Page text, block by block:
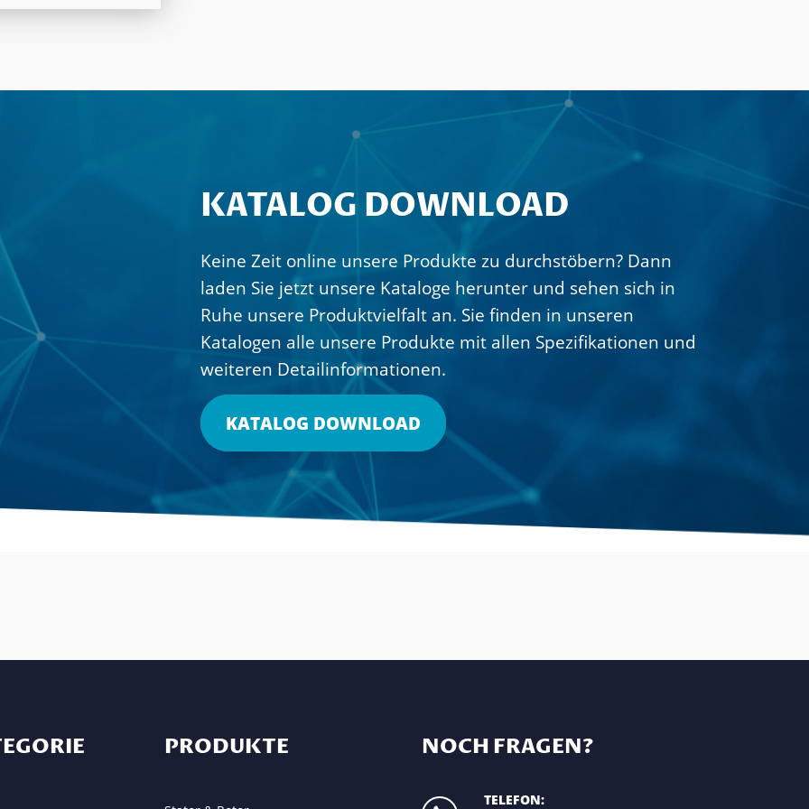
KATALOG DOWNLOAD
Keine Zeit online unsere Produkte zu durchstöbern? Dann
laden Sie jetzt unsere Kataloge herunter und sehen sich in
Ruhe unsere Produktvielfalt an. Sie finden in unseren
Katalogen alle unsere Produkte mit allen Spezifikationen und
weiteren Detailinformationen.
KATALOG DOWNLOAD
PRODUKTE NOCH FRAGEN?
TELEFON: